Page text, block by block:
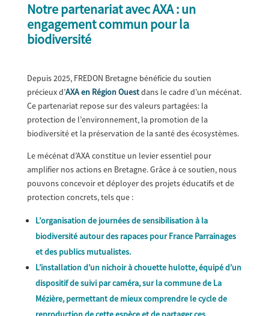
Notre partenariat avec AXA ​​: un
engagement commun pour la
biodiversité
Depuis 2025, FREDON Bretagne bénéficie du soutien
précieux d’AXA en Région Ouestdans le cadre d’un mécénat.
Ce partenariat repose sur des valeurs partagées: la
protection de l’environnement, la promotion de la
biodiversité et la préservation de la santé des écosystèmes.
Le mécénat d’AXA constitue un levier essentiel pour
amplifier nos actions en Bretagne. Grâce à ce soutien, nous
pouvons concevoir et déployer des projets éducatifs et de
protection concrets, tels que :
L’organisation de journées de sensibilisation à la
biodiversité autour des rapaces pour France Parrainages
et des publics mutualistes.
L’installation d’un nichoir à chouette hulotte, équipé d’un
dispositif de suivi par caméra, sur la commune de La
Mézière, permettant de mieux comprendre le cycle de